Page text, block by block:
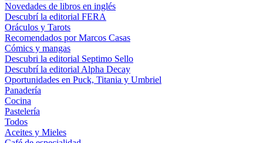
Novedades de libros en inglés
Descubrí la editorial FERA
Oráculos y Tarots
Recomendados por Marcos Casas
Cómics y mangas
Descubri la editorial Septimo Sello
Descubrí la editorial Alpha Decay
Oportunidades en Puck, Titania y Umbriel
Panadería
Cocina
Pastelería
Todos
Aceites y Mieles